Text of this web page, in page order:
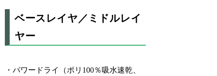
ベースレイヤ／ミドルレイ
ヤー
・パワードライ（ポリ100％吸水速乾、